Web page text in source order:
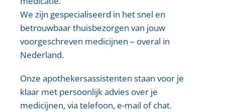
We zijn gespecialiseerd in het snel en
betrouwbaar thuisbezorgen van jouw
voorgeschreven medicijnen – overal in
Nederland.
Onze apothekersassistenten staan voor je
klaar met persoonlijk advies over je
medicijnen, via telefoon, e-mail of chat.